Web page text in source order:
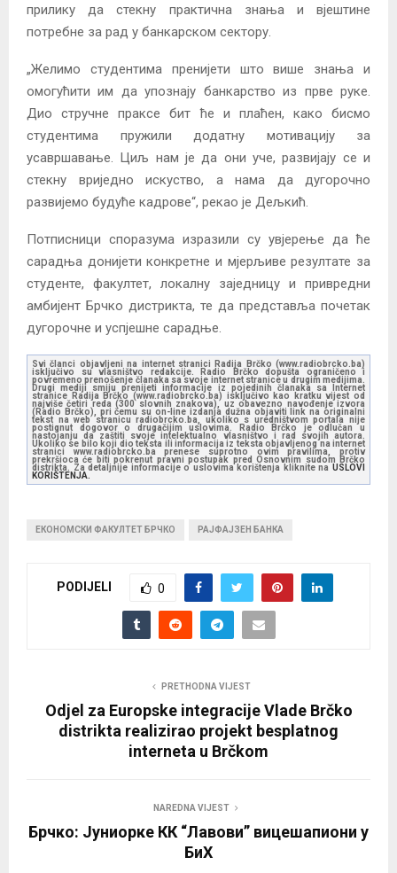
прилику да стекну практична знања и вјештине
потребне за рад у банкарском сектору.
„Желимо студентима пренијети што више знања и
омогућити им да упознају банкарство из прве руке.
Дио стручне праксе бит ће и плаћен, како бисмо
студентима пружили додатну мотивацију за
усавршавање. Циљ нам је да они уче, развијају се и
стекну вриједно искуство, а нама да дугорочно
развијемо будуће кадрове“, рекао је Дељкић.
Потписници споразума изразили су увјерење да ће
сарадња донијети конкретне и мјерљиве резултате за
студенте, факултет, локалну заједницу и привредни
амбијент Брчко дистрикта, те да представља почетак
дугорочне и успјешне сарадње.
Svi članci objavljeni na internet stranici Radija Brčko (www.radiobrcko.ba)
isključivo su vlasništvo redakcije. Radio Brčko dopušta ograničeno i
povremeno prenošenje članaka sa svoje internet stranice u drugim medijima.
Drugi mediji smiju prenijeti informacije iz pojedinih članaka sa Internet
stranice Radija Brčko (www.radiobrcko.ba) isključivo kao kratku vijest od
najviše četiri reda (300 slovnih znakova), uz obavezno navođenje izvora
(Radio Brčko), pri čemu su on-line izdanja dužna objaviti link na originalni
tekst na web stranicu radiobrcko.ba, ukoliko s uredništvom portala nije
postignut dogovor o drugačijim uslovima. Radio Brčko je odlučan u
nastojanju da zaštiti svoje intelektualno vlasništvo i rad svojih autora.
Ukoliko se bilo koji dio teksta ili informacija iz teksta objavljenog na internet
stranici www.radiobrcko.ba prenese suprotno ovim pravilima, protiv
prekršioca će biti pokrenut pravni postupak pred Osnovnim sudom Brčko
distrikta. Za detaljnije informacije o uslovima korištenja kliknite na USLOVI
KORIŠTENJA.
ЕКОНОМСКИ ФАКУЛТЕТ БРЧКО РАЈФАЈЗЕН БАНКА
PODIJELI 0
PRETHODNA VIJEST
Odjel za Europske integracije Vlade Brčko
distrikta realizirao projekt besplatnog
interneta u Brčkom
NAREDNA VIJEST
Брчко: Јуниорке КК “Лавови” вицешапиони у
БиХ